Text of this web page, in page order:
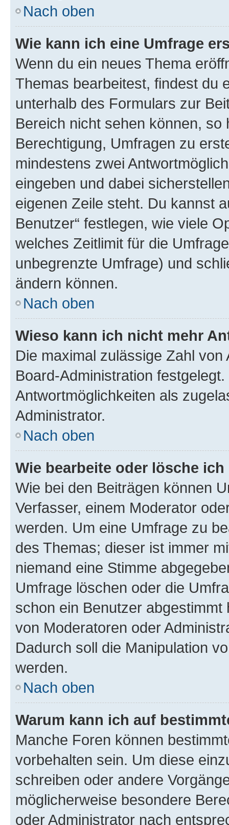
Nach oben
Wie kann ich eine Umfrage
Wenn du ein neues Thema
Themas bearbeitest, findest du
unterhalb des Formulars zur
Bereich nicht sehen können,
Berechtigung, Umfragen zu
mindestens zwei
eingeben und dabei
eigenen Zeile steht. Du kannst
Benutzer“ festlegen, wie viele
welches Zeitlimit für die
unbegrenzte Umfrage) und
ändern können.
Nach oben
Wieso kann ich nicht mehr
Die maximal zulässige Zahl
Board-Administration
Antwortmöglichkeiten als
Administrator.
Nach oben
Wie bearbeite oder lösche
Wie bei den Beiträgen können
Verfasser, einem Moderator
werden. Um eine Umfrage zu
des Themas; dieser ist immer
niemand eine Stimme
Umfrage löschen oder die
schon ein Benutzer
von Moderatoren oder
Dadurch soll die Manipulation
werden.
Nach oben
Warum kann ich auf
Manche Foren können
vorbehalten sein. Um diese
schreiben oder andere
möglicherweise besondere
oder Administrator nach